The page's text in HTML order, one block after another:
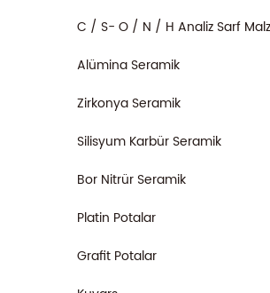
C / S- O / N / H Analiz Sarf
Alümina Seramik
Zirkonya Seramik
Silisyum Karbür Seramik
Bor Nitrür Seramik
Platin Potalar
Grafit Potalar